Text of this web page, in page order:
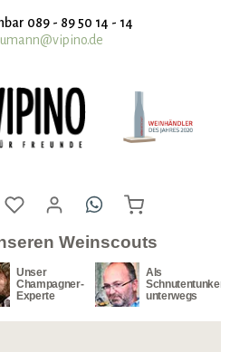
089 - 89 50 14 - 14
Weinscouts
Unser
Champagner-
Experte
Als
Schnutentunker
unterwegs